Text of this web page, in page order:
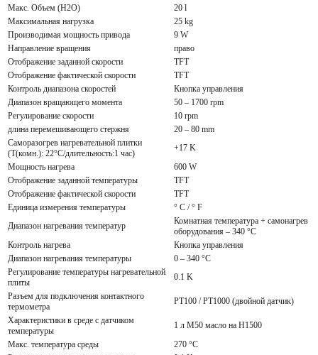
Макс. Объем (H2O)
20 l
Максимальная нагрузка
25 kg
Производимая мощность привода
9 W
Направление вращения
право
Отображение заданной скорости
TFT
Отображение фактической скорости
TFT
Контроль диапазона скоростей
Кнопка управления
Диапазон вращающего момента
50 – 1700 rpm
Регулирование скорости
10 rpm
длина перемешивающего стержня
20 – 80 mm
Саморазогрев нагревательной плитки
(T(комн.): 22°C/длительность:1 час)
+17 K
Мощность нагрева
600 W
Отображение заданной температуры
TFT
Отображение фактической скорости
TFT
Единица измерения температуры
° C / ° F
Диапазон нагревания температур
Комнатная температура + самонагрев
оборудования – 340 °C
Контроль нагрева
Кнопка управления
Диапазон нагревания температуры
0 – 340 °C
Регулирование температуры нагревательной
плиты
0.1 K
Разъем для подключения контактного
термометра
PT100 / PT1000 (двойной датчик)
Характеристики в среде с датчиком
температуры
1 л M50 масло на H1500
Макс. температура среды
270 °C